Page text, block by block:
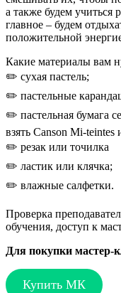
а также будем учиться
главное – будем
положительной
Какие материалы вам
✏️ сухая пастель;
✏️ пастельные
✏️ пастельная бумага
взять Canson Mi-teintes
✏️ резак или точилка
✏️ ластик или клячка;
✏️ влажные салфетки.
Проверка
обучения, доступ к
Для покупки мастер-
Купить МК